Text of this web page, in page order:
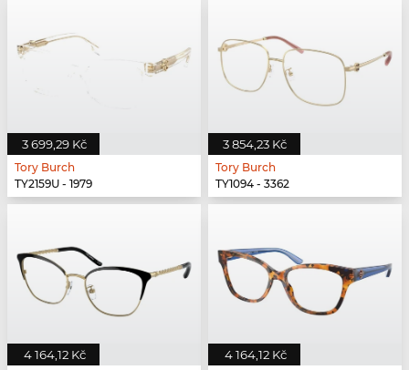
3 699,29 Kč
Tory Burch
TY2159U - 1979
3 854,23 Kč
Tory Burch
TY1094 - 3362
4 164,12 Kč 4 164,12 Kč